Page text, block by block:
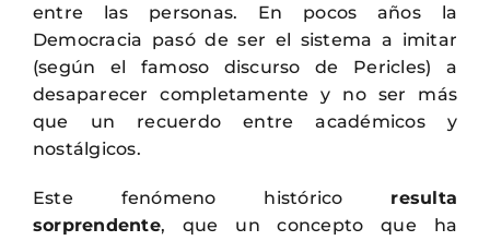
entre las personas. En pocos años la
Democracia pasó de ser el sistema a imitar
(según el famoso discurso de Pericles) a
desaparecer completamente y no ser más
que un recuerdo entre académicos y
nostálgicos.
Este fenómeno histórico resulta
sorprendente, que un concepto que ha